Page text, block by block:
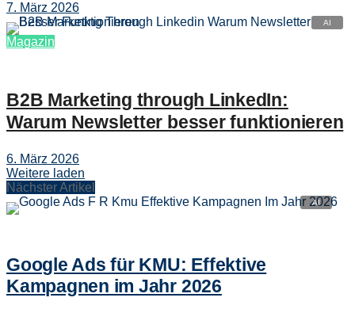
7. März 2026
Magazin
B2B Marketing through LinkedIn:
Warum Newsletter besser funktionieren
6. März 2026
Weitere laden
Nächster Artikel
Google Ads für KMU: Effektive
Kampagnen im Jahr 2026